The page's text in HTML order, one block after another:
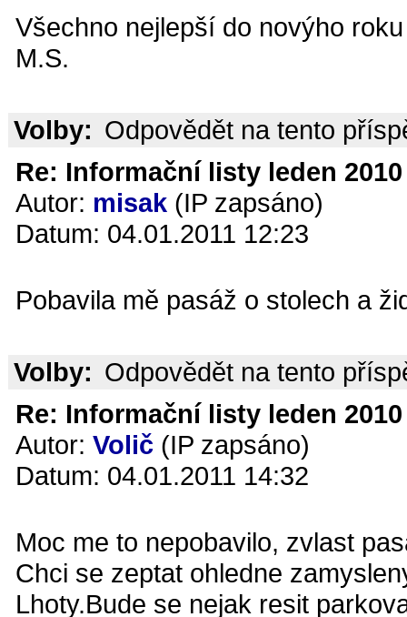
Všechno nejlepší do novýho
M.S.
Volby: Odpovědět na tento
Re: Informační listy leden
Autor: misak (IP zapsáno)
Datum: 04.01.2011 12:23
Pobavila mě pasáž o stolech a
Volby: Odpovědět na tento
Re: Informační listy leden
Autor: Volič (IP zapsáno)
Datum: 04.01.2011 14:32
Moc me to nepobavilo, zvlast
Chci se zeptat ohledne
Lhoty.Bude se nejak resit